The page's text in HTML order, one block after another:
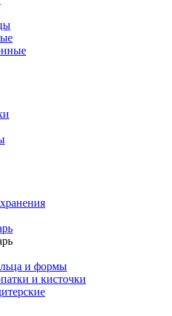
и формы
и кисточки